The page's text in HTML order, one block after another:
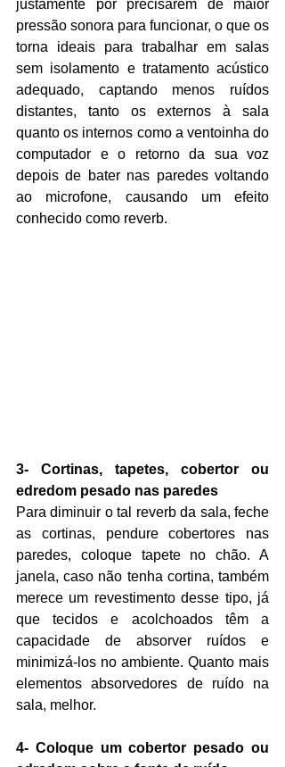
justamente por precisarem de maior
pressão sonora para funcionar, o que os
torna ideais para trabalhar em salas
sem isolamento e tratamento acústico
adequado, captando menos ruídos
distantes, tanto os externos à sala
quanto os internos como a ventoinha do
computador e o retorno da sua voz
depois de bater nas paredes voltando
ao microfone, causando um efeito
conhecido como reverb.
3- Cortinas, tapetes, cobertor ou
edredom pesado nas paredes
Para diminuir o tal reverb da sala, feche
as cortinas, pendure cobertores nas
paredes, coloque tapete no chão. A
janela, caso não tenha cortina, também
merece um revestimento desse tipo, já
que tecidos e acolchoados têm a
capacidade de absorver ruídos e
minimizá-los no ambiente. Quanto mais
elementos absorvedores de ruído na
sala, melhor.
4- Coloque um cobertor pesado ou